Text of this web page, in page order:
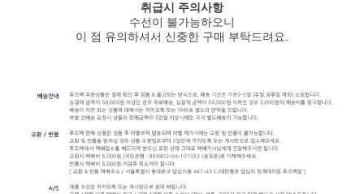
취급시 주의사항
수선이 불가능하오니
이 점 유의하셔서 신중한 구매 부탁드려요.